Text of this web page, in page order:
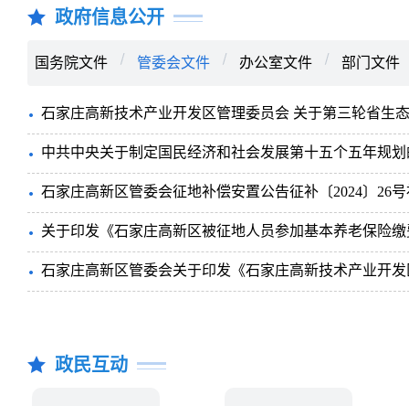
政府信息公开
国务院文件 管委会文件 办公室文件 部门文件
中共中央关于制定国民经济和社会发展第十五个五年规
石家庄高新区管委会征地补偿安置公告征补〔2024〕26
政民互动